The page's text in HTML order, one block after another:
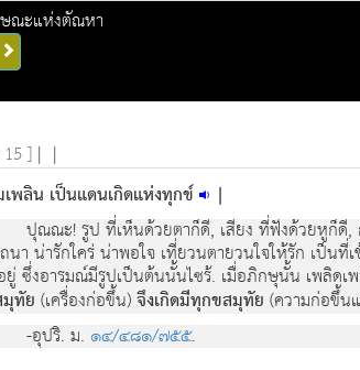
ณะแห่งตัณหา
15 ] | |
พลิน เป็นแดนเกิดแห่งทุกข์ |
ปุณณะ! รูป ที่เห็นด้วยตาก็ดี, เสียง ที่ฟังด้วยหูก็ดี
นา น่ารักใคร่ น่าพอใจ เที่ยวนตายวนใจให้รัก เป็น
ซึ่งอารมณ์มีรูปเป็นต้นนั้นไซร้. เมื่อภิกษุนั้น เพลิดเ
ทัย (เครื่องก่อขึ้น)จึงเกิดมีทุกขสมุทัย (ความก่อขึ้น
-อุปริ. ม.๑๔/๔๘๑/๗๕๕.